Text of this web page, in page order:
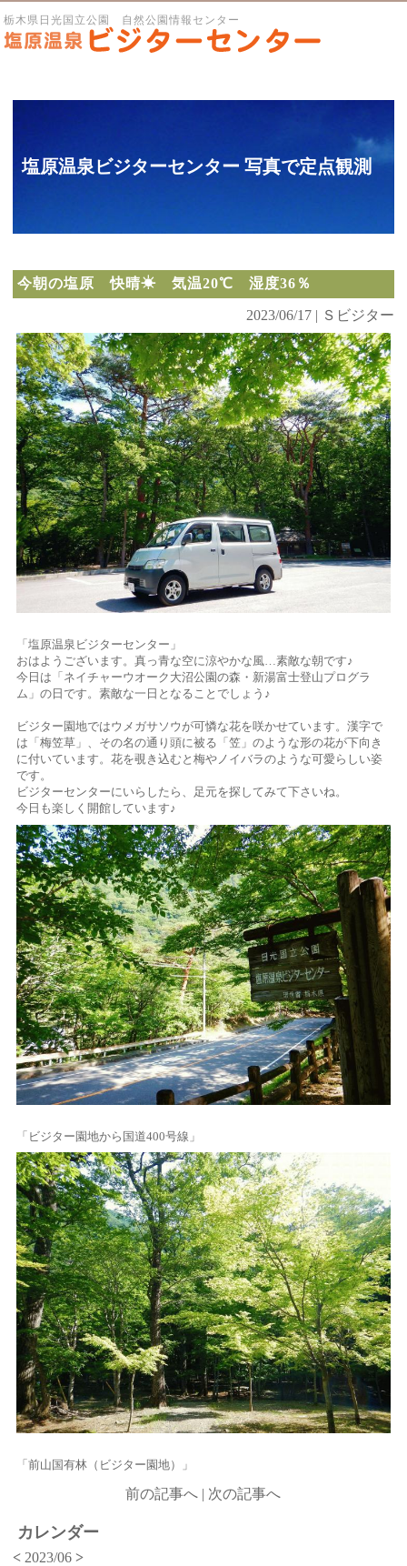
栃木県日光国立公園 自然公園情報センター
塩原温泉ビジターセンター 写真で定点観測
今朝の塩原 快晴☀ 気温20℃ 湿度36％
2023/06/17 | Ｓビジター
「塩原温泉ビジターセンター」
おはようございます。真っ青な空に涼やかな風…素敵な朝です♪
今日は「ネイチャーウオーク大沼公園の森・新湯富士登山プログラ
ム」の日です。素敵な一日となることでしょう♪
ビジター園地ではウメガサソウが可憐な花を咲かせています。漢字で
は「梅笠草」、その名の通り頭に被る「笠」のような形の花が下向き
に付いています。花を覗き込むと梅やノイバラのような可愛らしい姿
です。
ビジターセンターにいらしたら、足元を探してみて下さいね。
今日も楽しく開館しています♪
「ビジター園地から国道400号線」
「前山国有林（ビジター園地）」
前の記事へ | 次の記事へ
カレンダー
< 2023/06>